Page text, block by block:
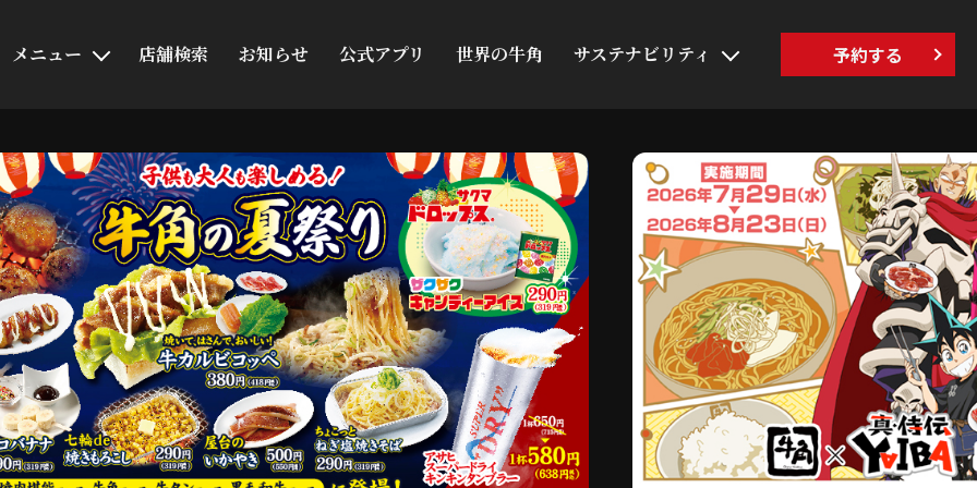
メニュー 店舗検索 お知らせ 公式アプリ 世界の牛角 サステナビリティ 予約する